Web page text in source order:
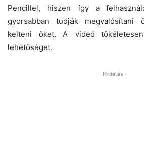
Pencillel, hiszen így a
gyorsabban tudják
kelteni őket. A videó
lehetőséget.
- Hirdetés -